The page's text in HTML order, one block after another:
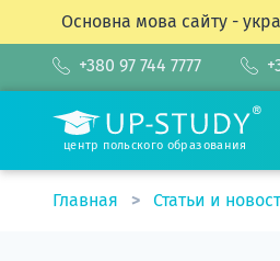
Основна мова сайту -
+380 97 744 7777
центр польского образования
Главная Статьи и